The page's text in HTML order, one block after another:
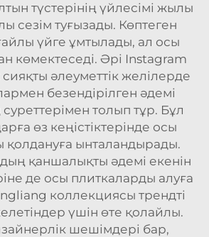
түстерінің үйлесімі жылы
сезім туғызады. Көптеген
үйге ұмтылады, ал осы
көмектеседі. Әрі Instagram
әлеуметтік желілерде
безендірілген әдемі
толып тұр. Бұл
өз кеңістіктерінде осы
қолдануға ынталандырады.
қаншалықты әдемі екенін
де осы плиткаларды алуға
коллекциясы трендті
үшін өте қолайлы.
шешімдері бар,